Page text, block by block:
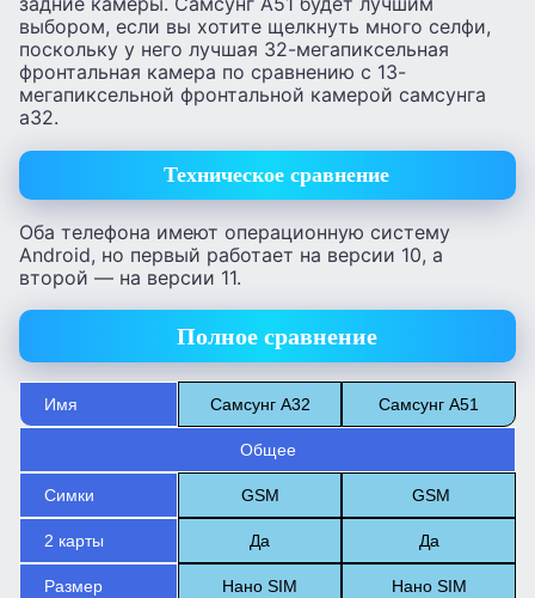
выбором, если вы хотите щелкнуть много селфи,
поскольку у него лучшая 32-мегапиксельная
фронтальная камера по сравнению с 13-
мегапиксельной фронтальной камерой самсунга
а32.
Техническое сравнение
Оба телефона имеют операционную систему
Android, но первый работает на версии 10, а
второй — на версии 11.
Полное сравнение
Имя Самсунг А32 Самсунг А51
Общее
Cимки GSM GSM
2 карты Да Да
Размер Нано SIM Нано SIM